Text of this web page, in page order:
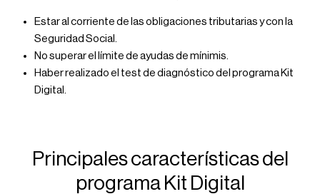
Estar al corriente de las obligaciones tributarias y con la
Seguridad Social.
No superar el límite de ayudas de mínimis.
Haber realizado el test de diagnóstico del programa Kit
Digital.
Principales características del
programa Kit Digital